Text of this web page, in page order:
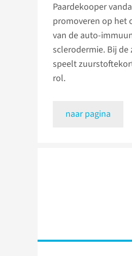
Paardekooper
promoveren op het
van de auto-
sclerodermie. Bij de
speelt
rol.
naar pagina